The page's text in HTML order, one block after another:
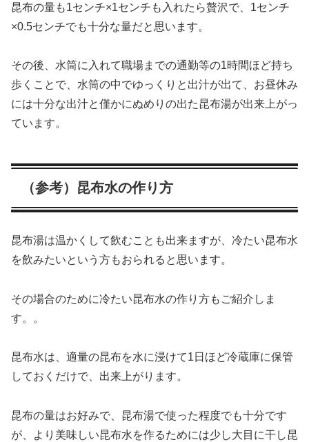
昆布の量も1センチ×1センチも入れたら贅沢で、1センチ
×0.5センチでも十分な量だと思います。
その後、水筒に入れて職場までの通勤等の1時間ほど持ち
歩くことで、水筒の中でゆっくりと出汁が出て、お昼休み
には十分な出汁と僅かにぬめりの出た昆布湯が出来上がっ
ています。
（参考）昆布水の作り方
昆布湯は温かくして飲むことも出来ますが、冷たい昆布水
を飲みたいという方もおられると思います。
その場合のために冷たい昆布水の作り方もご紹介しま
す。。
昆布水は、適量の昆布を水に浸けて1日ほど冷蔵庫に保管
しておくだけで、出来上がります。
昆布の量はお好みで、昆布湯で使った程度でも十分です
が、より美味しい昆布水を作るためには少し大目に干し昆